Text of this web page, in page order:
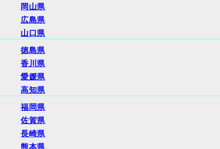
岡山県
広島県
山口県
徳島県
香川県
愛媛県
高知県
福岡県
佐賀県
長崎県
熊本県